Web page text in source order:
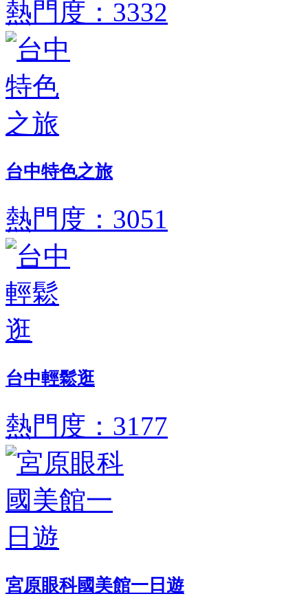
熱門度：3332
台中特色之旅
熱門度：3051
台中輕鬆逛
熱門度：3177
宮原眼科國美館一日遊